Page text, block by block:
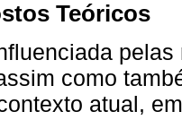
Teóricos
como
atual,